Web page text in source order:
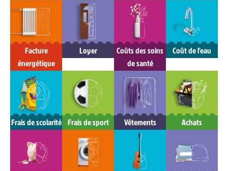
Facture
énergétique
Loyer
Coûts des soins
de santé
Coût de l'eau
Frais de scolarité Frais de sport Vêtements Achats